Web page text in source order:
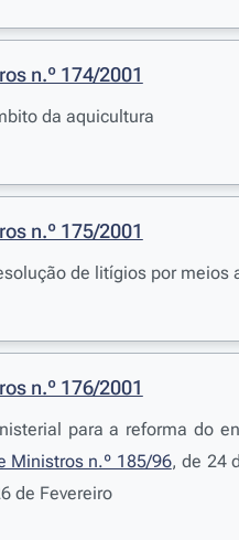
n.º 174/2001
da aquicultura
n.º 175/2001
de litígios por
n.º 176/2001
para a reforma do
Ministros n.º 185/96, de 24
de Fevereiro